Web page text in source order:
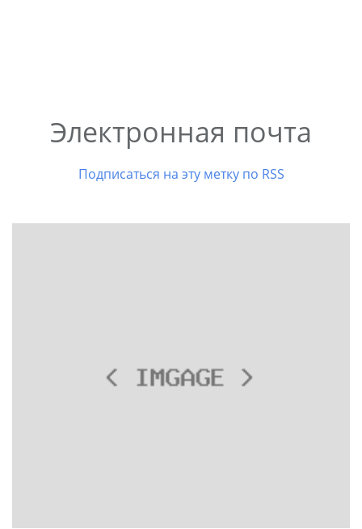
Электронная почта
Подписаться на эту метку по RSS